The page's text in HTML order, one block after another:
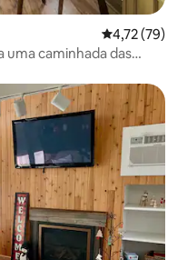
4,72 de uma
4,72 (79)
uma caminhada das